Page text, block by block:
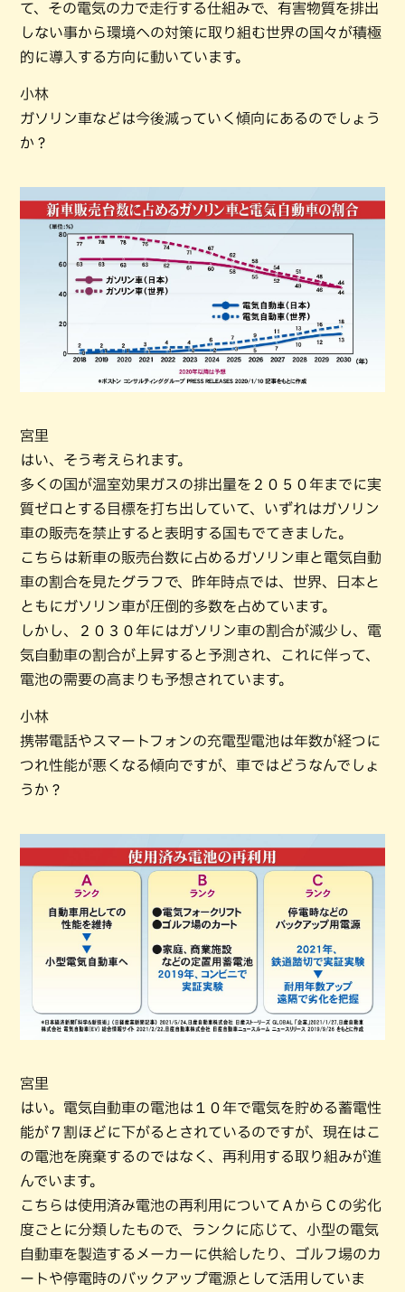
て、その電気の力で走行する仕組みで、有害物質を排出
しない事から環境への対策に取り組む世界の国々が積極
的に導入する方向に動いています。
小林
ガソリン車などは今後減っていく傾向にあるのでしょう
か？
宮里
はい、そう考えられます。
多くの国が温室効果ガスの排出量を２０５０年までに実
質ゼロとする目標を打ち出していて、いずれはガソリン
車の販売を禁止すると表明する国もでてきました。
こちらは新車の販売台数に占めるガソリン車と電気自動
車の割合を見たグラフで、昨年時点では、世界、日本と
ともにガソリン車が圧倒的多数を占めています。
しかし、２０３０年にはガソリン車の割合が減少し、電
気自動車の割合が上昇すると予測され、これに伴って、
電池の需要の高まりも予想されています。
小林
携帯電話やスマートフォンの充電型電池は年数が経つに
つれ性能が悪くなる傾向ですが、車ではどうなんでしょ
うか？
宮里
はい。電気自動車の電池は１０年で電気を貯める蓄電性
能が７割ほどに下がるとされているのですが、現在はこ
の電池を廃棄するのではなく、再利用する取り組みが進
んでいます。
こちらは使用済み電池の再利用についてＡからＣの劣化
度ごとに分類したもので、ランクに応じて、小型の電気
自動車を製造するメーカーに供給したり、ゴルフ場のカ
ートや停電時のバックアップ電源として活用していま